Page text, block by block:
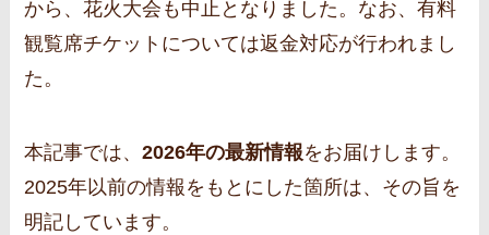
から、花火大会も中止となりました。なお、有料
観覧席チケットについては返金対応が行われまし
た。
本記事では、2026年の最新情報をお届けします。
2025年以前の情報をもとにした箇所は、その旨を
明記しています。